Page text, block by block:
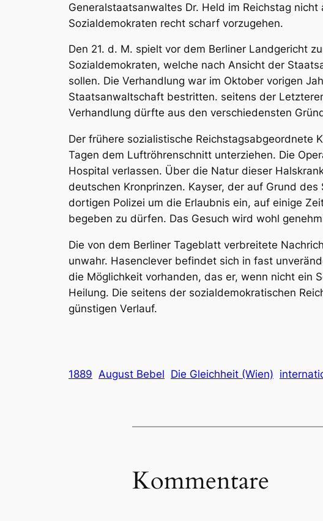
Generalstaatsanwaltes Dr. Held im Reichstag
Sozialdemokraten recht scharf vorzugehen.
Den 21. d. M. spielt vor dem Berliner Landgericht
Sozialdemokraten, welche nach Ansicht der
sollen. Die Verhandlung war im Oktober vorigen
Staatsanwaltschaft bestritten. seitens der
Verhandlung dürfte aus den verschiedensten
Der frühere sozialistische Reichstagsabgeordnete
Tagen dem Luftröhrenschnitt unterziehen. Die
Hospital verlassen. Über die Natur dieser
deutschen Kronprinzen. Kayser, der auf Grund
dortigen Polizei um die Erlaubnis ein, auf einige
begeben zu dürfen. Das Gesuch wird wohl
Die von dem Berliner Tageblatt verbreitete
unwahr. Hasenclever befindet sich in fast
die Möglichkeit vorhanden, das er, wenn nicht ein
Heilung. Die seitens der sozialdemokratischen
günstigen Verlauf.
1889 August Bebel Die Gleichheit (Wien)
Kommentare